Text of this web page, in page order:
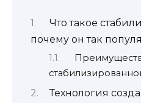
Что такое
почему он так
Технология